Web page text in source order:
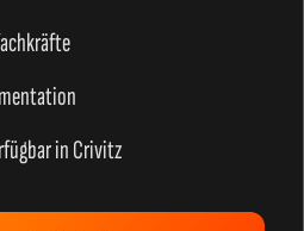
in Crivitz